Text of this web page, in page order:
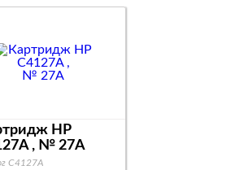
HP
, № 27A
C4127A